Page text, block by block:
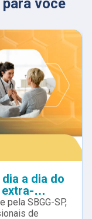
você
a dia do
pela SBGG-SP,
de